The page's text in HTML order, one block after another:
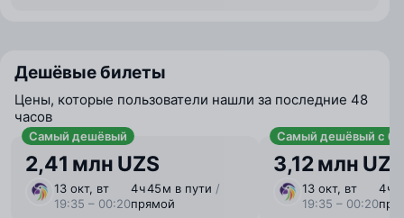
Дешёвые билеты
Цены, которые пользователи нашли за последние 48
часов
Самый дешёвый
2,41 млн UZS
13 окт, вт
19:35 – 00:20
4 ⁠ч 45 ⁠м в пути /
прямой
Самый дешёвый с
3,12 млн UZS
13 окт, вт
19:35 – 00:20
4 ⁠ч